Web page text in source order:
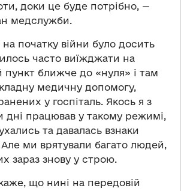
доки це буде потрібно, —
медслужби.
початку війни було досить
часто виїжджати на
пункт ближче до «нуля» і там
медичну допомогу,
у госпіталь. Якось я з
дні працював у такому режимі,
та давалась взнаки
ми врятували багато людей,
зараз знову у строю.
що нині на передовій